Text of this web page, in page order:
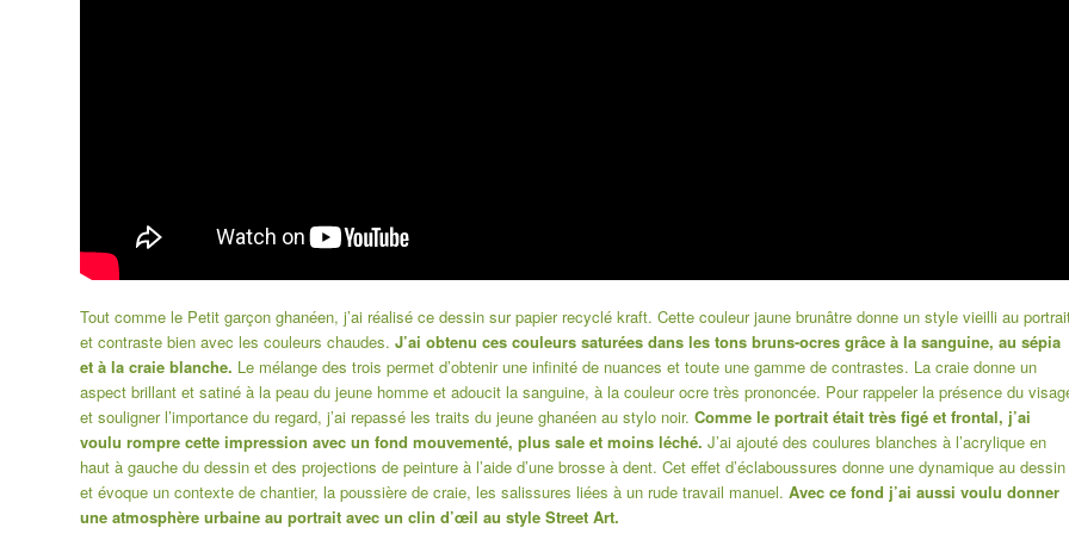
Tout comme le Petit garçon ghanéen, j’ai réalisé ce dessin sur papier recyclé kraft. Cette couleur jaune brunâtre donne un style vieilli au
et contraste bien avec les couleurs chaudes. J’ai obtenu ces couleurs saturées dans les tons bruns-ocres grâce à la sanguine, au sépia
et à la craie blanche. Le mélange des trois permet d’obtenir une infinité de nuances et toute une gamme de contrastes. La craie donne un
aspect brillant et satiné à la peau du jeune homme et adoucit la sanguine, à la couleur ocre très prononcée. Pour rappeler la présence du
et souligner l’importance du regard, j’ai repassé les traits du jeune ghanéen au stylo noir. Comme le portrait était très figé et frontal, j’ai
voulu rompre cette impression avec un fond mouvementé, plus sale et moins léché. J’ai ajouté des coulures blanches à l’acrylique en
haut à gauche du dessin et des projections de peinture à l’aide d’une brosse à dent. Cet effet d’éclaboussures donne une dynamique au dessin
et évoque un contexte de chantier, la poussière de craie, les salissures liées à un rude travail manuel. Avec ce fond j’ai aussi voulu donner
une atmosphère urbaine au portrait avec un clin d’œil au style Street Art.